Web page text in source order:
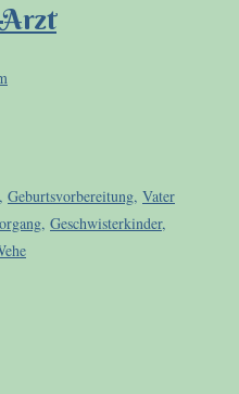
, Geburtsvorbereitung, Vater
, Geschwisterkinder,